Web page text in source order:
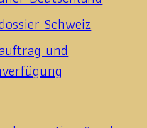
Schweiz
und